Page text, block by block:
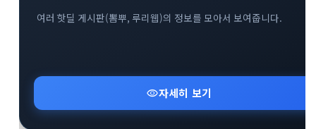
여러 핫딜 게시판(뽐뿌, 루리웹)의 정보를 모아서 보여줍니다.
visibility자세히 보기